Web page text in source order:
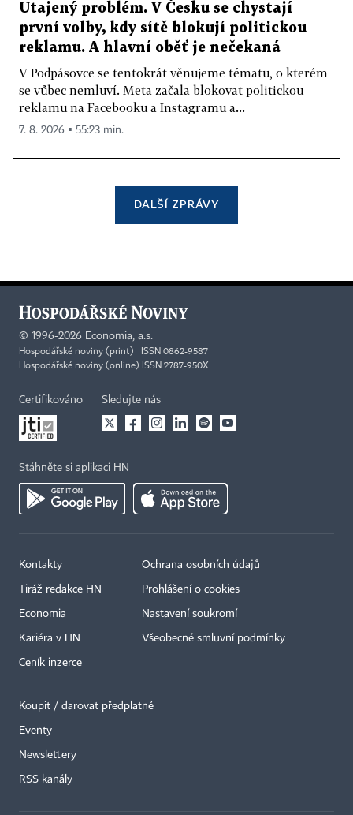
Utajený problém. V Česku se chystají
první volby, kdy sítě blokují politickou
reklamu. A hlavní oběť je nečekaná
V Podpásovce se tentokrát věnujeme tématu, o kterém
se vůbec nemluví. Meta začala blokovat politickou
reklamu na Facebooku a Instagramu a...
7. 8. 2026 ▪ 55:23 min.
DALŠÍ ZPRÁVY
© 1996-2026 Economia, a.s.
Hospodářské noviny (print) ISSN 0862-9587
Hospodářské noviny (online) ISSN 2787-950X
Certifikováno Sledujte nás
Stáhněte si aplikaci HN
Kontakty
Tiráž redakce HN
Economia
Kariéra v HN
Ceník inzerce
Ochrana osobních údajů
Prohlášení o cookies
Nastavení soukromí
Všeobecné smluvní podmínky
Koupit / darovat předplatné
Eventy
Newslettery
RSS kanály